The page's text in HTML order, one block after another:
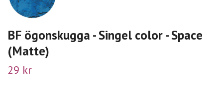
BF ögonskugga - Singel color - Space
(Matte)
29 kr